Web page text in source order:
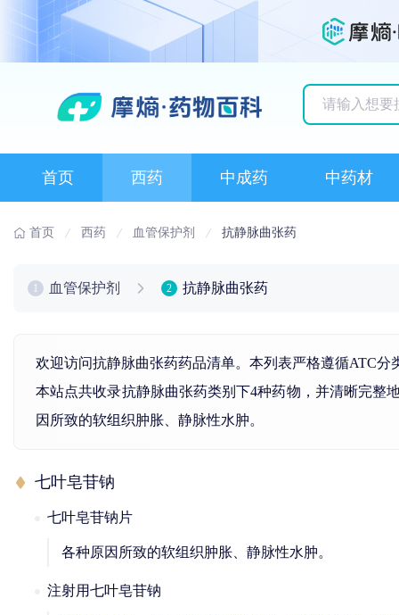
首页 西药 中成药 中药材
首页 西药 血管保护剂 抗静脉曲张药
血管保护剂 2 抗静脉曲张药
欢迎访问抗静脉曲张药药品清单。本列表严格遵循ATC
本站点共收录抗静脉曲张药类别下4种药物，并清晰完整
因所致的软组织肿胀、静脉性水肿。
七叶皂苷钠
七叶皂苷钠片
各种原因所致的软组织肿胀、静脉性水肿。
注射用七叶皂苷钠